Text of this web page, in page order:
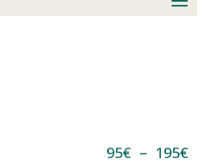
95€ – 195€